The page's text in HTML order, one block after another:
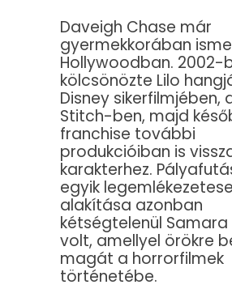
Daveigh Chase már
gyermekkorában
Hollywoodban. 2002-
kölcsönözte Lilo
Disney sikerfilmjében,
Stitch-ben, majd
franchise további
produkcióiban is
karakterhez.
egyik
alakítása azonban
kétségtelenül Samara
volt, amellyel örökre
magát a horrorfilmek
történetébe.